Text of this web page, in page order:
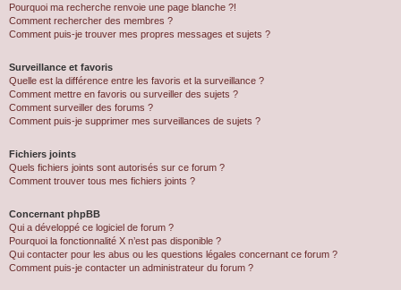
Pourquoi ma recherche renvoie une page blanche ?!
Comment rechercher des membres ?
Comment puis-je trouver mes propres messages et sujets ?
Surveillance et favoris
Quelle est la différence entre les favoris et la surveillance ?
Comment mettre en favoris ou surveiller des sujets ?
Comment surveiller des forums ?
Comment puis-je supprimer mes surveillances de sujets ?
Fichiers joints
Quels fichiers joints sont autorisés sur ce forum ?
Comment trouver tous mes fichiers joints ?
Concernant phpBB
Qui a développé ce logiciel de forum ?
Pourquoi la fonctionnalité X n’est pas disponible ?
Qui contacter pour les abus ou les questions légales concernant ce forum ?
Comment puis-je contacter un administrateur du forum ?